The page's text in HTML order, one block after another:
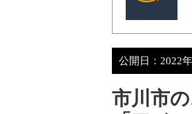
公開日： 2022
市川市